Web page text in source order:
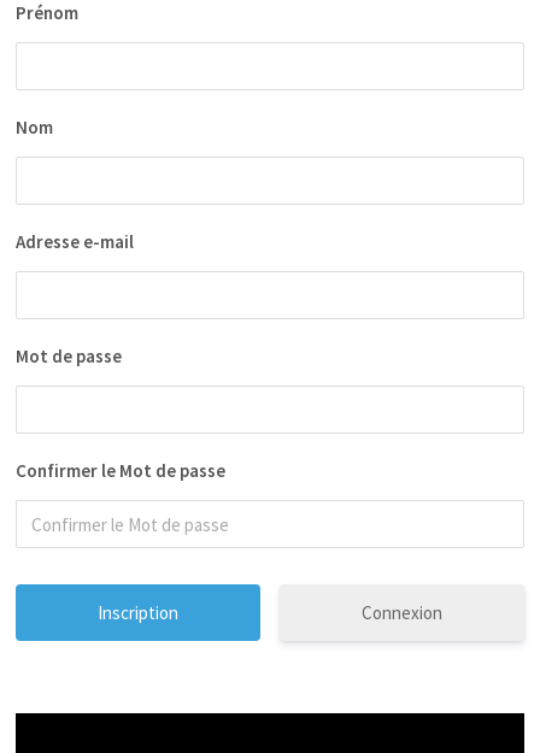
Prénom
Nom
Adresse e-mail
Mot de passe
Confirmer le Mot de passe
Connexion